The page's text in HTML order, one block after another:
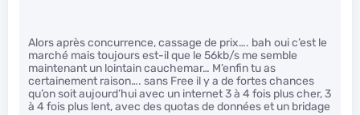
Alors après concurrence, cassage de prix…. bah oui c’est le
marché mais toujours est-il que le 56kb/s me semble
maintenant un lointain cauchemar… M’enfin tu as
certainement raison…. sans Free il y a de fortes chances
qu’on soit aujourd’hui avec un internet 3 à 4 fois plus cher, 3
à 4 fois plus lent, avec des quotas de données et un bridage